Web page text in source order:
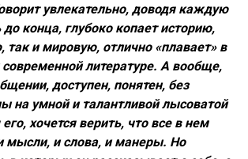
увлекательно, доводя каждую
конца, глубоко копает историю,
так и мировую, отлично «плавает» в
современной литературе. А вообще,
доступен, понятен, без
на умной и талантливой лысоватой
хочется верить, что все в нем
мысли, и слова, и манеры. Но